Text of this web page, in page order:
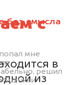
без смысла
мне
решил
Suzuki и
с
в
из